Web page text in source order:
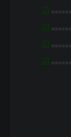
☑
☑
☑
☑